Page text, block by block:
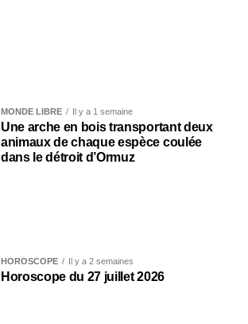
MONDE LIBRE Il y a 1 semaine
Une arche en bois transportant deux
animaux de chaque espèce coulée
dans le détroit d’Ormuz
HOROSCOPE Il y a 2 semaines
Horoscope du 27 juillet 2026